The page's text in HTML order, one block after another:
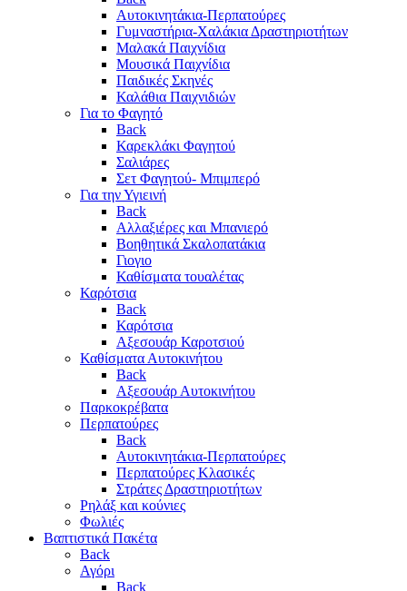
Αυτοκινητάκια-Περπατούρες
Γυμναστήρια-Χαλάκια Δραστηριοτήτων
Μαλακά Παιχνίδια
Μουσικά Παιχνίδια
Παιδικές Σκηνές
Καλάθια Παιχνιδιών
Για το Φαγητό
Back
Καρεκλάκι Φαγητού
Σαλιάρες
Σετ Φαγητού- Μπιμπερό
Για την Υγιεινή
Back
Αλλαξιέρες και Μπανιερό
Βοηθητικά Σκαλοπατάκια
Γιογιο
Καθίσματα τουαλέτας
Καρότσια
Back
Καρότσια
Αξεσουάρ Καροτσιού
Καθίσματα Αυτοκινήτου
Back
Αξεσουάρ Αυτοκινήτου
Παρκοκρέβατα
Περπατούρες
Back
Αυτοκινητάκια-Περπατούρες
Περπατούρες Κλασικές
Στράτες Δραστηριοτήτων
Ρηλάξ και κούνιες
Φωλιές
Βαπτιστικά Πακέτα
Back
Αγόρι
Back